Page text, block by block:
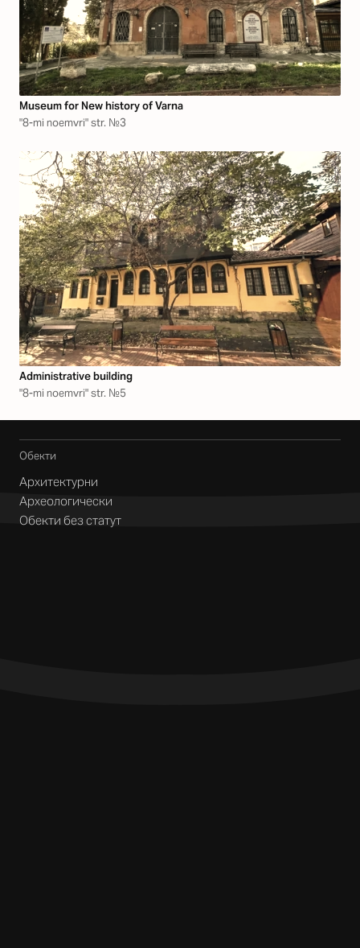
Museum for New history of Varna
"8-mi noemvri" str. №3
Аdministrative building
"8-mi noemvri" str. №5
Обекти
Архитектурни
Археологически
Обекти без статут